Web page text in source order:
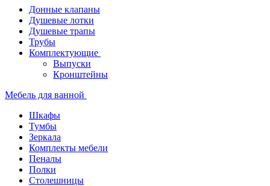
Донные клапаны
Душевые лотки
Душевые трапы
Трубы
Комплектующие
Выпуски
Кронштейны
Мебель для ванной
Шкафы
Тумбы
Зеркала
Комплекты мебели
Пеналы
Полки
Столешницы